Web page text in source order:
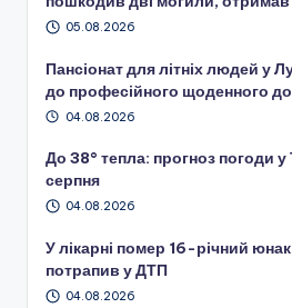
05.08.2026
Пансіонат для літніх людей у
до професійного щоденного
04.08.2026
До 38° тепла: прогноз погоди
серпня
04.08.2026
У лікарні помер 16-річний
потрапив у ДТП
04.08.2026